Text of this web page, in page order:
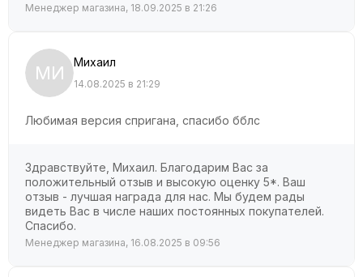
Менеджер магазина, 18.09.2025 в 21:26
МИ Михаил
14.08.2025 в 21:29
Любимая версия спригана, спасибо бблс
Здравствуйте, Михаил. Благодарим Вас за
положительный отзыв и высокую оценку 5*. Ваш
отзыв - лучшая награда для нас. Мы будем рады
видеть Вас в числе наших постоянных покупателей.
Спасибо.
Менеджер магазина, 16.08.2025 в 09:56